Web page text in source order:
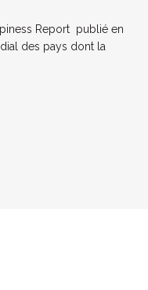
Report publié en
des pays dont la